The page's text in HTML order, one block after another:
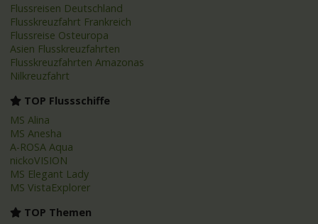
Flussreisen Deutschland
Flusskreuzfahrt Frankreich
Flussreise Osteuropa
Asien Flusskreuzfahrten
Flusskreuzfahrten Amazonas
Nilkreuzfahrt
TOP Flussschiffe
MS Alina
MS Anesha
A-ROSA Aqua
nickoVISION
MS Elegant Lady
MS VistaExplorer
TOP Themen